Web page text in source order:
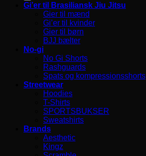
Gi’er til Brasiliansk Jiu Jitsu
Gier til mænd
Gi’er til kvinder
Gier til børn
BJJ bælter
No-gi
No Gi Shorts
Rashguards
Spats og kompressionsshorts
Streetwear
Hoodies
T-Shirts
SPORTSBUKSER
Sweatshirts
Brands
Aesthetic
Kingz